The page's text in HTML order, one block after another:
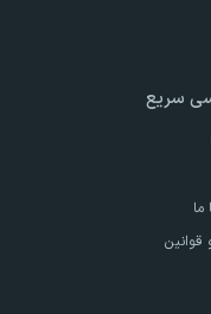
سریع
ما
قوانین